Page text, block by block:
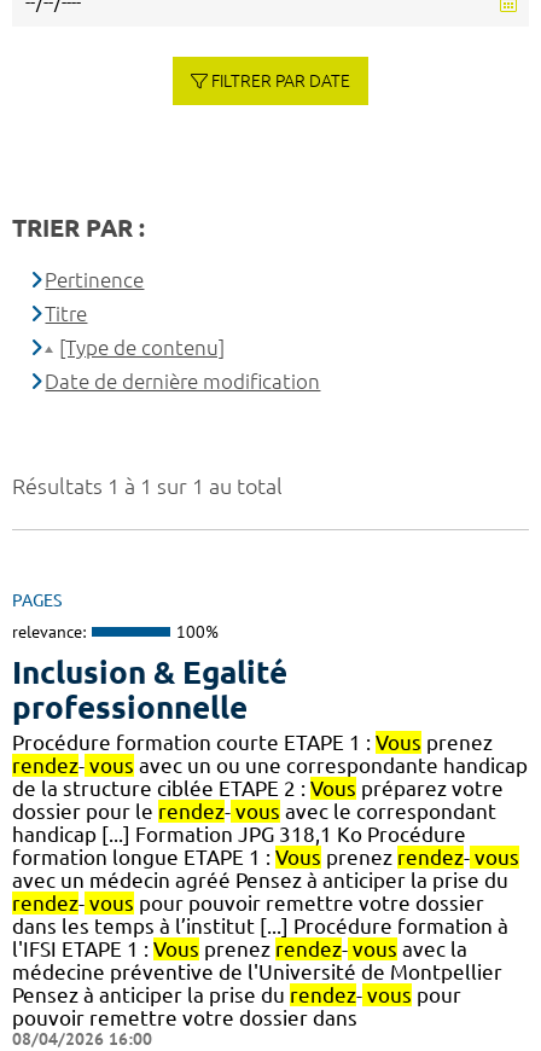
Résultats 1 à 1 sur 1 au total
PAGES
relevance: 100%
Inclusion & Egalité
professionnelle
Procédure formation courte ETAPE 1 : Vous prenez
rendez- vous avec un ou une correspondante handicap
de la structure ciblée ETAPE 2 : Vous préparez votre
dossier pour le rendez- vous avec le correspondant
handicap [...] Formation JPG 318,1 Ko Procédure
formation longue ETAPE 1 : Vous prenez rendez- vous
avec un médecin agréé Pensez à anticiper la prise du
rendez- vous pour pouvoir remettre votre dossier
dans les temps à l’institut [...] Procédure formation à
l'IFSI ETAPE 1 : Vous prenez rendez- vous avec la
médecine préventive de l'Université de Montpellier
Pensez à anticiper la prise du rendez- vous pour
pouvoir remettre votre dossier dans
08/04/2026 16:00
FILTRER PAR DATE
TRIER PAR :
Pertinence
Titre
[Type de contenu]
Date de dernière modification